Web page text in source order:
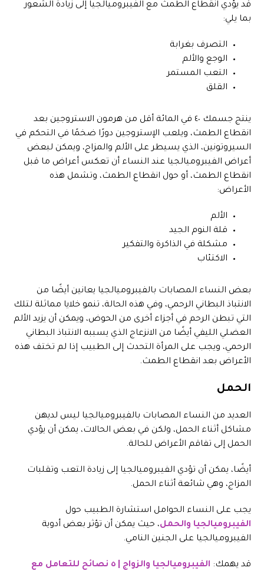
قد يؤدي انقطاع الطمث مع الفيبروميالجيا إلى زيادة الشعور
بما يلي:
التصرف بغرابة
الوجع والألم
التعب المستمر
القلق
ينتج جسمك ٤٠ في المائة أقل من هرمون الاستروجين بعد
انقطاع الطمث، ويلعب الإستروجين دورًا ضخمًا في التحكم في
السيروتونين، الذي يسيطر على الألم والمزاج، ويمكن لبعض
أعراض الفيبروميالجيا عند النساء أن تعكس أعراض ما قبل
انقطاع الطمث، أو حول انقطاع الطمث، وتشمل هذه
الأعراض:
الألم
قلة النوم الجيد
مشكلة في الذاكرة والتفكير
الاكتئاب
بعض النساء المصابات بالفيبروميالجيا يعانين أيضًا من
الانتباذ البطاني الرحمي، وفي هذه الحالة، تنمو خلايا مماثلة لتلك
التي تبطن الرحم في أجزاء أخرى من الحوض، ويمكن أن يزيد الألم
العضلي الليفي أيضًا من الانزعاج الذي يسببه الانتباذ البطاني
الرحمي، ويجب على المرأة التحدث إلى الطبيب إذا لم تختف هذه
الأعراض بعد انقطاع الطمث.
الحمل
العديد من النساء المصابات بالفيبروميالجيا ليس لديهن
مشاكل أثناء الحمل، ولكن في بعض الحالات، يمكن أن يؤدي
الحمل إلى تفاقم الأعراض للحالة.
أيضًا، يمكن أن تؤدي الفيبروميالجيا إلى زيادة التعب وتقلبات
المزاج، وهي شائعة أثناء الحمل.
يجب على النساء الحوامل استشارة الطبيب حول
الفيبروميالجيا والحمل، حيث يمكن أن تؤثر بعض أدوية
الفيبروميالجيا على الجنين النامي.
قد يهمك:
الفيبروميالجيا والزواج | ٥ نصائح للتعامل مع